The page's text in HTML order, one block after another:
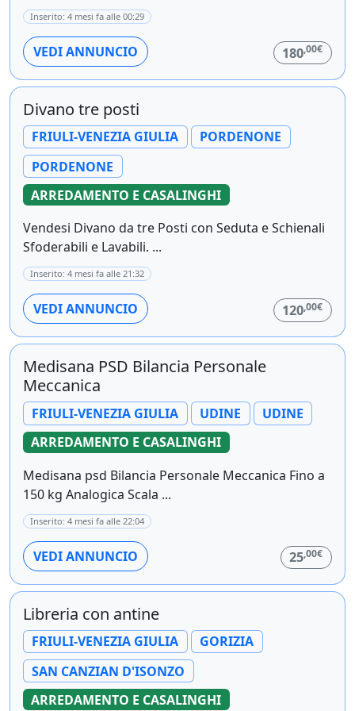
Inserito: 4 mesi fa alle 00:29
VEDI ANNUNCIO 180,00€
Divano tre posti
FRIULI-VENEZIA GIULIA
PORDENONE
PORDENONE
ARREDAMENTO E CASALINGHI
Vendesi Divano da tre Posti con Seduta e Schienali
Sfoderabili e Lavabili. ...
Inserito: 4 mesi fa alle 21:32
VEDI ANNUNCIO 120,00€
Medisana PSD Bilancia Personale
Meccanica
FRIULI-VENEZIA GIULIA UDINE
UDINE
ARREDAMENTO E CASALINGHI
Medisana psd Bilancia Personale Meccanica Fino a
150 kg Analogica Scala ...
Inserito: 4 mesi fa alle 22:04
VEDI ANNUNCIO 25,00€
Libreria con antine
FRIULI-VENEZIA GIULIA
GORIZIA
SAN CANZIAN D'ISONZO
ARREDAMENTO E CASALINGHI